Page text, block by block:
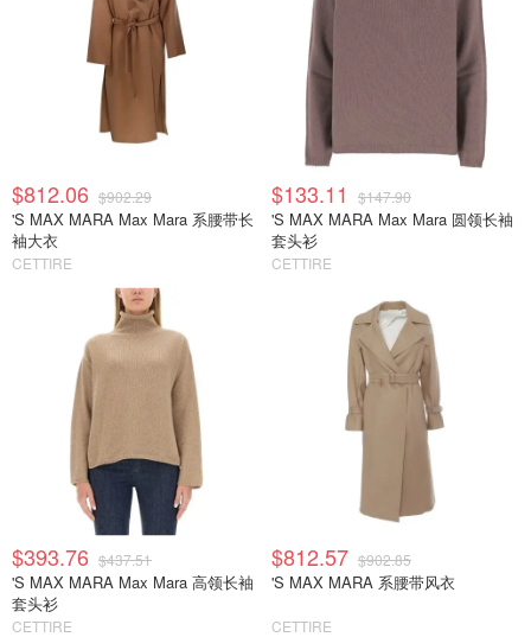
$812.06 $902.29
'S MAX MARA Max Mara 系腰带长
袖大衣
CETTIRE
$133.11 $147.90
'S MAX MARA Max Mara 圆领长袖
套头衫
CETTIRE
$393.76 $437.51
'S MAX MARA Max Mara 高领长袖
套头衫
CETTIRE
$812.57 $902.85
'S MAX MARA 系腰带风衣
CETTIRE